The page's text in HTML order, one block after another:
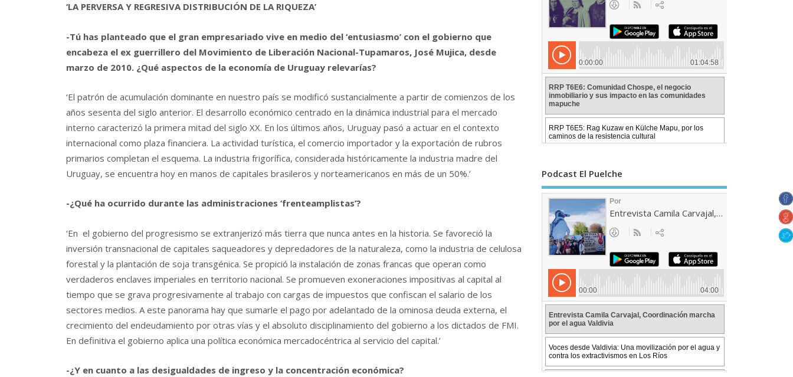
‘LA PERVERSA Y REGRESIVA DISTRIBUCIÓN DE LA RIQUEZA’
-Tú has planteado que el gran empresariado vive en medio del ‘entusiasmo’ con el gobierno que
encabeza el ex guerrillero del Movimiento de Liberación Nacional-Tupamaros, José Mujica, desde
marzo de 2010. ¿Qué aspectos de la economía de Uruguay relevarías?
‘El patrón de acumulación dominante en nuestro país se modificó sustancialmente a partir de comienzos de los
años sesenta del siglo anterior. El desarrollo económico centrado en la dinámica industrial para el mercado
interno caracterizó la primera mitad del siglo XX. En los últimos años, Uruguay pasó a actuar en el contexto
internacional como plaza financiera. La actividad turística, el comercio importador y la exportación de rubros
primarios completan el esquema. La industria frigorífica, considerada históricamente la industria madre del
Uruguay, se encuentra hoy en manos de capitales brasileros y norteamericanos en más de un 50%.’
-¿Qué ha ocurrido durante las administraciones ‘frenteamplistas’?
‘En el gobierno del progresismo se extranjerizó más tierra que nunca antes en la historia. Se favoreció la
inversión transnacional de capitales saqueadores y depredadores de la naturaleza, como la industria de celulosa
forestal y la plantación de soja transgénica. Se propició la instalación de zonas francas que operan como
verdaderos enclaves imperiales en territorio nacional. Se promueven exoneraciones impositivas al capital al
tiempo que se grava progresivamente al trabajo con cargas de impuestos que confiscan el salario de los
sectores medios. A este panorama hay que sumarle el pago por adelantado de la ominosa deuda externa, el
crecimiento del endeudamiento por otras vías y el absoluto disciplinamiento del gobierno a los dictados de FMI.
En definitiva el gobierno aplica una política económica mercadocéntrica al servicio del capital.’
-¿Y en cuanto a las desigualdades de ingreso y la concentración económica?
Podcast El Puelche